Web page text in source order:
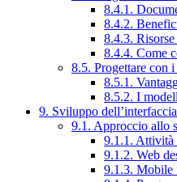
8.4.1.
8.4.2.
8.4.3.
8.4.4. Come
8.5. Progettare con
8.5.1.
8.5.2. I
9. Sviluppo dell’interfaccia
9.1. Approccio allo
9.1.1. Attività
9.1.2. Web
9.1.3. Mobile